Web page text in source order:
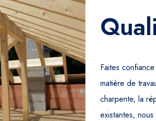
Faites
matière de
charpente, la
existantes,